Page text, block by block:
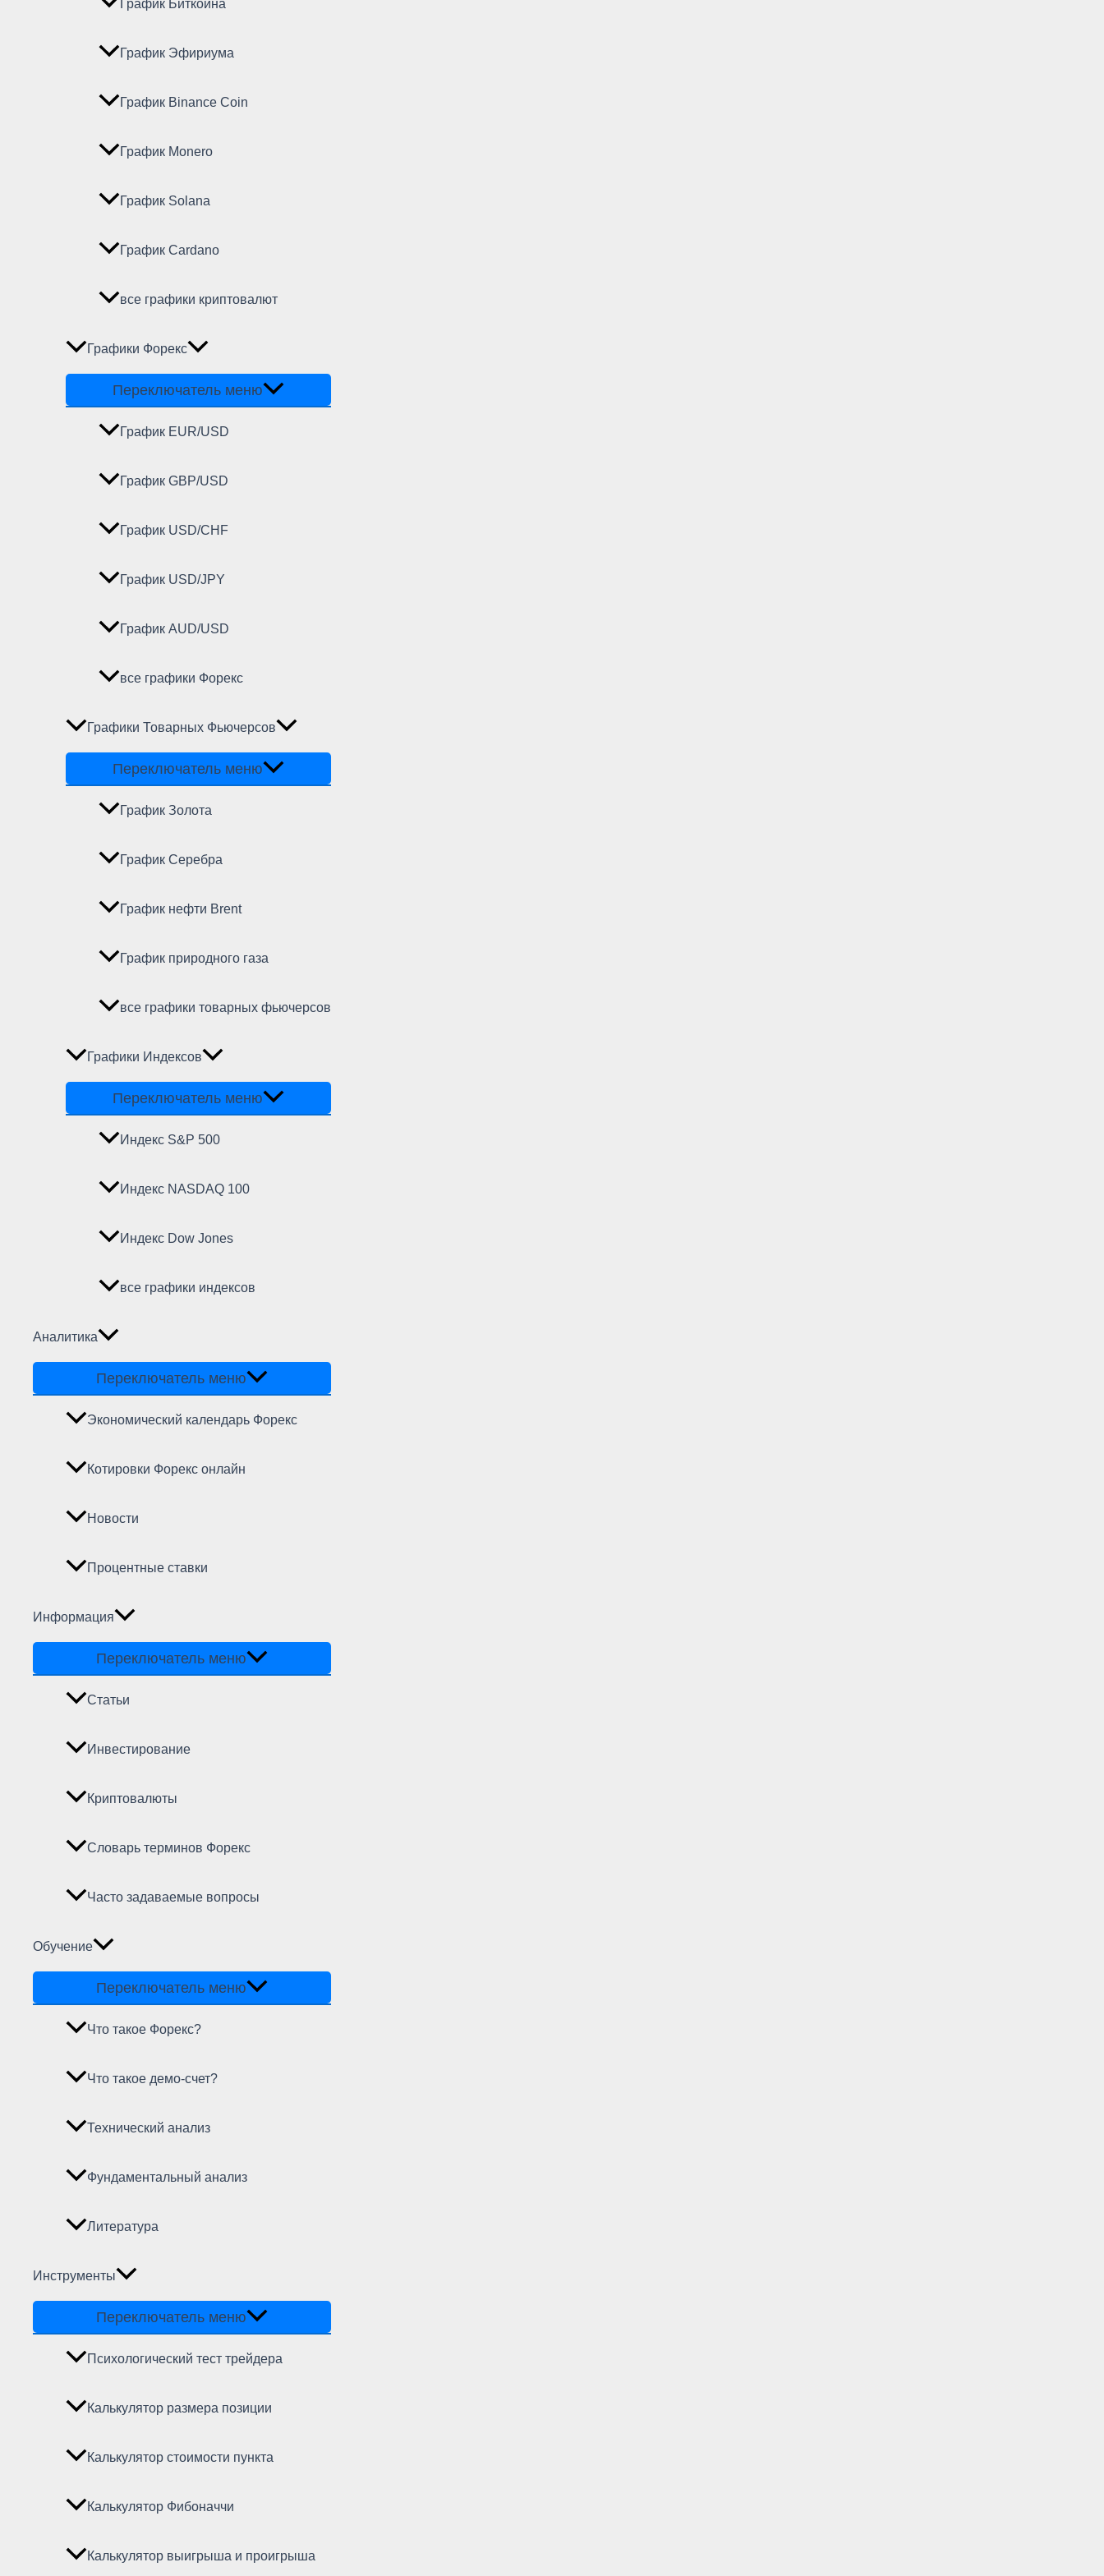
График Биткойна
График Эфириума
График Binance Coin
График Monero
График Solana
График Cardano
все графики криптовалют
Графики Форекс
Переключатель меню
График EUR/USD
График GBP/USD
График USD/CHF
График USD/JPY
График AUD/USD
все графики Форекс
Графики Товарных Фьючерсов
Переключатель меню
График Золота
График Серебра
График нефти Brent
График природного газа
все графики товарных фьючерсов
Графики Индексов
Переключатель меню
Индекс S&P 500
Индекс NASDAQ 100
Индекс Dow Jones
все графики индексов
Аналитика
Переключатель меню
Экономический календарь Форекс
Котировки Форекс онлайн
Новости
Процентные ставки
Информация
Переключатель меню
Статьи
Инвестирование
Криптовалюты
Словарь терминов Форекс
Часто задаваемые вопросы
Обучение
Переключатель меню
Что такое Форекс?
Что такое демо-счет?
Технический анализ
Фундаментальный анализ
Литература
Инструменты
Переключатель меню
Психологический тест трейдера
Калькулятор размера позиции
Калькулятор стоимости пункта
Калькулятор Фибоначчи
Калькулятор выигрыша и проигрыша